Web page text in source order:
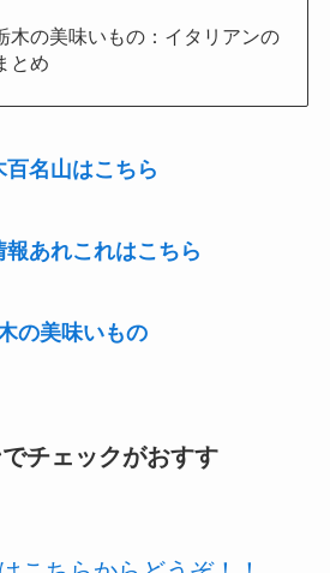
木の美味いもの：イタリアンの
とめ
百名山はこちら
報あれこれはこちら
の美味いもの
チェックがおすす